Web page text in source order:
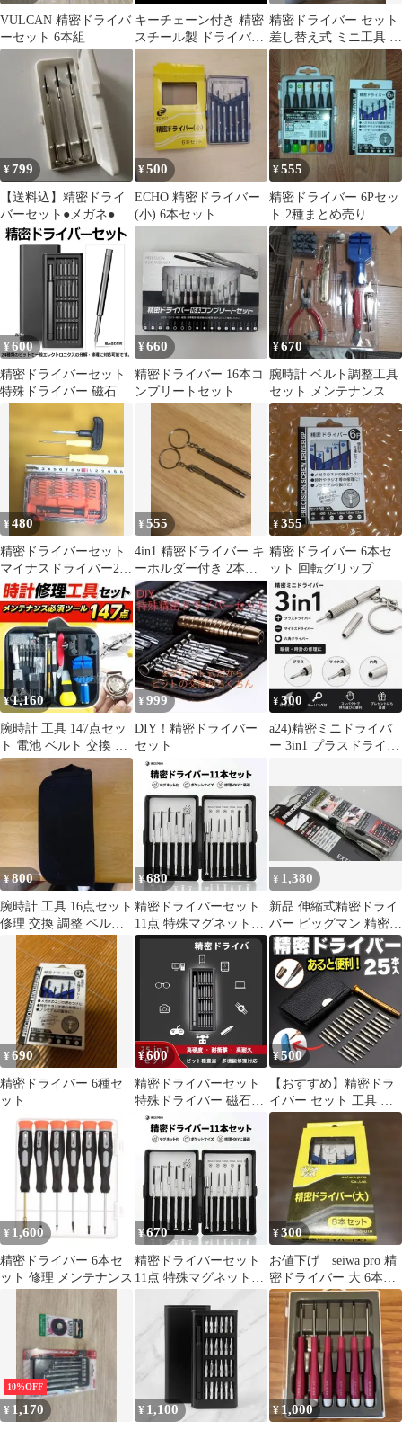
VULCAN 精密ドライバ
ーセット 6本組
キーチェーン付き 精密
スチール製 ドライバー
セット（2本セット）
精密ドライバー セット
差し替え式 ミニ工具 メ
ガネ 腕時計 PC修理 青
¥799
【送料込】精密ドライ
バーセット●メガネ●カ
メラ●時計●釣具用リー
ル等の微細作業に
¥500
ECHO 精密ドライバー
(小) 6本セット
¥555
精密ドライバー 6Pセッ
ト 2種まとめ売り
¥ 600
精密ドライバーセット
特殊ドライバー 磁石付
三角 六角 プラス 星型
y字 switch カメラ スマ
ホ 修理 ペン型 差し替
えドライバー 時計 メガ
ネ mac ps4 hdd パソコ
ン iphone 分解工具 S2
素材
¥660
精密ドライバー 16本コ
ンプリートセット
¥670
腕時計 ベルト調整工具
セット メンテナンスツ
ール
¥480
精密ドライバーセット
マイナスドライバー2
本 プラスドライバー1
本セット
¥555
4in1 精密ドライバー キ
ーホルダー付き 2本セ
ット
¥355
精密ドライバー 6本セ
ット 回転グリップ
¥1,160
腕時計 工具 147点セッ
ト 電池 ベルト 交換 調
整 修理 バンド 裏蓋 コ
¥999
DIY！精密ドライバー
セット
¥300
a24)精密ミニドライバ
ー 3in1 プラスドライバ
¥800
腕時計 工具 16点セット
修理 交換 調整 ベルト
バンド コマ 電池
¥680
精密ドライバーセット
11点 特殊マグネットツ
ール付 プラス マイナス
キリ クロムバナジウム
鋼使用 メガネ 時計 ス
マホ PC 修理 分解 メン
テナンス DIY 専用ケー
ス入 工具
¥ 1,380
新品 伸縮式精密ドライ
バー ビッグマン 精密機
器 電子機器 時計
¥690
精密ドライバー 6種セ
ット
¥600
精密ドライバーセット
特殊ドライバー 磁石付
き,トルクス マイナス
三角 六角 プラス 星型
y字 switch カメラ スマ
ホ 修理 ペン型 差し替
えドライバー 時計 メガ
ネ mac ps4 hdd パソコ
ン iphone 分解工具 S2
素材
¥500
【おすすめ】精密ドラ
イバー セット 工具 修
理 コンパクト 特殊 DIY
トルクスドライバー PC
修理 分解 工具 デジカ
メ DIY作業 Y型 三角 五
角 プラス マイナス 星
型 iPhone修理 ドライバ
ーキット スクリュード
ライバー MKA-023920
¥ 1,600
精密ドライバー 6本セ
ット 修理 メンテナンス
¥670
精密ドライバーセット
11点 特殊マグネットツ
キリ クロムバナジウム
鋼使用 メガネ 時計 ス
マホ PC 修理 分解 メン
テナンス DIY 専用ケー
ス入 工具
¥300
お値下げ seiwa pro 精
密ドライバー 大 6本セ
ット
10%OFF
¥ 1,170 ¥ 1,100 ¥ 1,000